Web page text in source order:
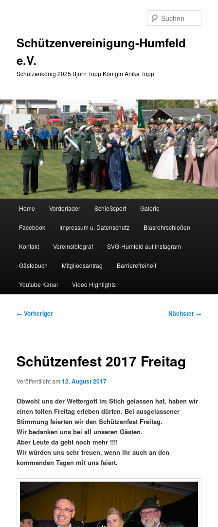
Schützenvereinigung-Humfeld
e.V.
Schützenkönig 2025 Björn Topp Königin Anika Topp
Home Vorderlader Schießsport Galerie
Facebook Impressum u. Datenschutz Blasrohrschießen
Kontakt Vereinsfotograf SVG-Humfeld auf Instagram
Gästebuch Mitgliedsantrag Barrierefreiheit
Youtube Kanal Video Highlights
Beitragsnavigation
← Vorheriger Nächster →
Schützenfest 2017 Freitag
Veröffentlicht am12. August 2017
Obwohl uns der Wettergott im Stich gelassen hat, haben wir
einen tollen Freitag erleben dürfen. Bei ausgelassener
Stimmung feierten wir den Schützenfest Freitag.
Wir bedanken uns bei all unseren Gästen.
Aber Leute da geht noch mehr !!!!
Wir würden uns sehr freuen, wenn ihr auch an den
kommenden Tagen mit uns feiert.